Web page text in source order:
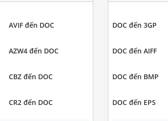
AVIF đến DOC
AZW4 đến DOC
CBZ đến DOC
CR2 đến DOC
DOC đến 3GP
DOC đến AIFF
DOC đến BMP
DOC đến EPS